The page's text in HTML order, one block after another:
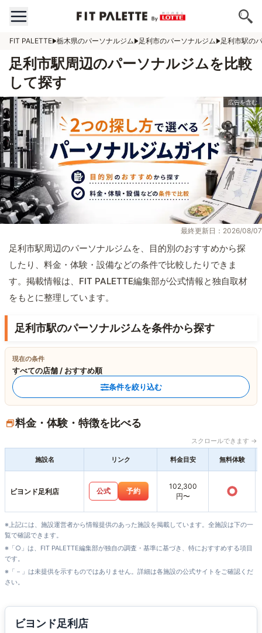
FIT PALETTE 栃木県のパーソナルジム 足利市のパーソナルジム 足利市駅の
足利市駅周辺のパーソナルジムを比較
して探す
最終更新日：2026/08/07
足利市駅周辺のパーソナルジムを、目的別のおすすめから探
したり、料金・体験・設備などの条件で比較したりできま
す。掲載情報は、FIT PALETTE編集部が公式情報と独自取材
をもとに整理しています。
足利市駅のパーソナルジムを条件から探す
現在の条件
すべての店舗 / おすすめ順
条件を絞り込む
料金・体験・特徴を比べる
スクロールできます →
施設名 リンク 料金目安 無料体験
ビヨンド足利店 公式 予約
102,300
円〜
○
※上記には、施設運営者から情報提供のあった施設を掲載しています。全施設は下の一
覧で確認できます。
※「○」は、FIT PALETTE編集部が独自の調査・基準に基づき、特におすすめする項目
です。
※「－」は未提供を示すものではありません。詳細は各施設の公式サイトをご確認くだ
さい。
ビヨンド足利店